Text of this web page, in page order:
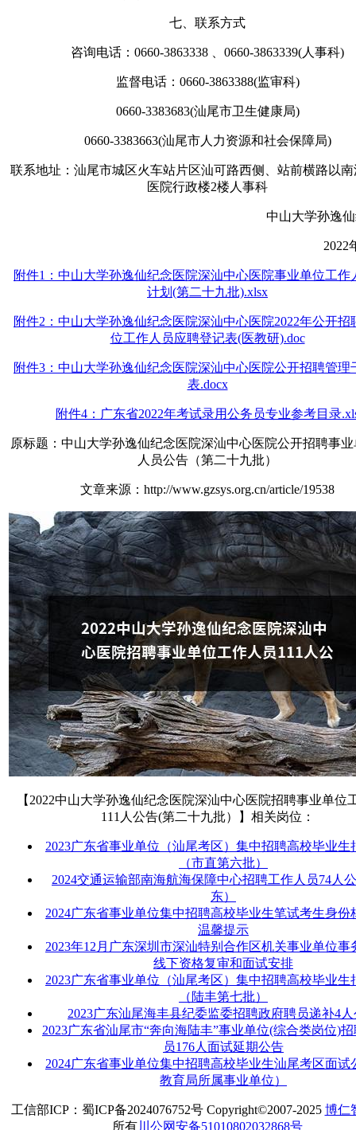
七、联系方式
咨询电话：0660-3863338 、0660-3863339(人事科)
监督电话：0660-3863388(监审科)
0660-3383683(汕尾市卫生健康局)
0660-3383663(汕尾市人力资源和社会保障局)
联系地址：汕尾市城区火车站片区汕可路西侧、站前横路以
医院行政楼2楼人事科
中山大学孙逸
2022
附件1：中山大学孙逸仙纪念医院深汕中心医院事业单位工作
计划(第二十九批).xlsx
附件2：中山大学孙逸仙纪念医院深汕中心医院2022年公开招
位工作人员应聘登记表(医教研).doc
附件3：中山大学孙逸仙纪念医院深汕中心医院公开招聘管理
表.docx
附件4：广东省2022年考试录用公务员专业参考目录
原标题：中山大学孙逸仙纪念医院深汕中心医院公开招聘事
人员公告（第二十九批）
文章来源：http://www.gzsys.org.cn/article/19538
【2022中山大学孙逸仙纪念医院深汕中心医院招聘事业单位
111人公告(第二十九批）】相关岗位：
2023广东省事业单位（汕尾考区）集中招聘高校毕业生
（市直第六批）
2024交通运输部南海航海保障中心招聘工作人员74人
东）
2024广东省事业单位集中招聘高校毕业生笔试考生身份
温馨提示
2023年12月广东深圳市深汕特别合作区机关事业单位事
线下资格复审和面试安排
2023广东省事业单位（汕尾考区）集中招聘高校毕业生
（陆丰第七批）
2023广东汕尾海丰县纪委监委招聘政府聘员递补4
2023广东省汕尾市“奔向海陆丰”事业单位(综合类岗位)
员176人面试延期公告
2024广东省事业单位集中招聘高校毕业生汕尾考区面试
教育局所属事业单位）
工信部ICP：蜀ICP备2024076752号 Copyright©2007-2025 博仁
所有川公网安备51010802032868号